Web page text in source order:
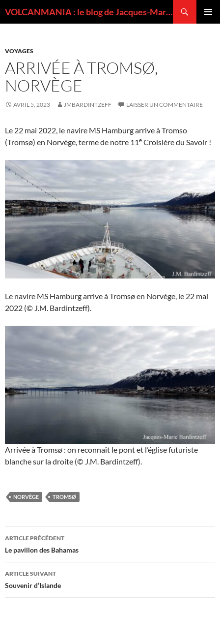
VOLCANMANIA : le blog de Jacques-Marie BARDINTZEFF, volcanologue
VOYAGES
ARRIVÉE À TROMSØ,
NORVÈGE
AVRIL 5, 2023 JMBARDINTZEFF LAISSER UN COMMENTAIRE
Le 22 mai 2022, le navire MS Hamburg arrive à Tromso
(Tromsø) en Norvège, terme de notre 11e Croisière du Savoir !
Le navire MS Hamburg arrive à Tromsø en Norvège, le 22 mai
2022 (© J.M. Bardintzeff).
Arrivée à Tromsø : on reconnaît le pont et l’église futuriste
blanche sur la droite (© J.M. Bardintzeff).
NORVÈGE TROMSØ
Navigation
des
articles
ARTICLE PRÉCÉDENT
Le pavillon des Bahamas
ARTICLE SUIVANT
Souvenir d’Islande